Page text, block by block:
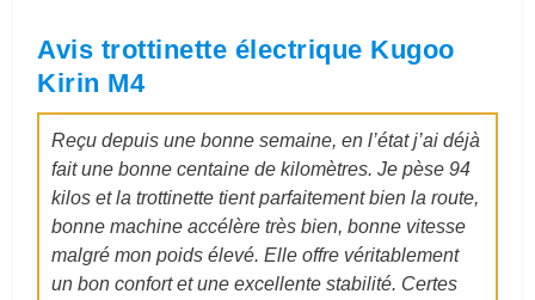
Avis trottinette électrique Kugoo
Kirin M4
Reçu depuis une bonne semaine, en l’état j’ai déjà
fait une bonne centaine de kilomètres. Je pèse 94
kilos et la trottinette tient parfaitement bien la route,
bonne machine accélère très bien, bonne vitesse
malgré mon poids élevé. Elle offre véritablement
un bon confort et une excellente stabilité. Certes